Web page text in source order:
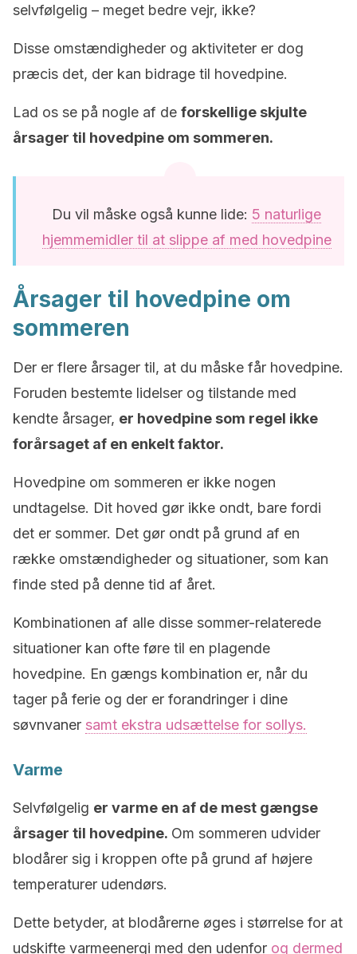
selvfølgelig – meget bedre vejr, ikke?
Disse omstændigheder og aktiviteter er dog
præcis det, der kan bidrage til hovedpine.
Lad os se på nogle af de forskellige skjulte
årsager til hovedpine om sommeren.
Du vil måske også kunne lide: 5 naturlige
hjemmemidler til at slippe af med hovedpine
Årsager til hovedpine om
sommeren
Der er flere årsager til, at du måske får hovedpine.
Foruden bestemte lidelser og tilstande med
kendte årsager, er hovedpine som regel ikke
forårsaget af en enkelt faktor.
Hovedpine om sommeren er ikke nogen
undtagelse. Dit hoved gør ikke ondt, bare fordi
det er sommer. Det gør ondt på grund af en
række omstændigheder og situationer, som kan
finde sted på denne tid af året.
Kombinationen af alle disse sommer-relaterede
situationer kan ofte føre til en plagende
hovedpine. En gængs kombination er, når du
tager på ferie og der er forandringer i dine
søvnvaner samt ekstra udsættelse for sollys.
Varme
Selvfølgelig er varme en af de mest gængse
årsager til hovedpine. Om sommeren udvider
blodårer sig i kroppen ofte på grund af højere
temperaturer udendørs.
Dette betyder, at blodårerne øges i størrelse for at
udskifte varmeenergi med den udenfor og dermed